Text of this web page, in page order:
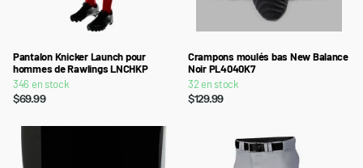
Pantalon Knicker Launch pour
hommes de Rawlings LNCHKP
346 en stock
$69.99
Crampons moulés bas New Balance
Noir PL4040K7
32 en stock
$129.99